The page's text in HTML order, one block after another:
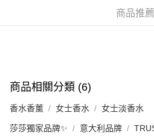
每筆HK$20.00，滿HK$100.00或以上
(澳門門市) 只顯示可選門市。確認發
商品推薦
商品相關分類 (6)
香水香薰 女士香水 女士淡香水
莎莎獨家品牌✨ 意大利品牌